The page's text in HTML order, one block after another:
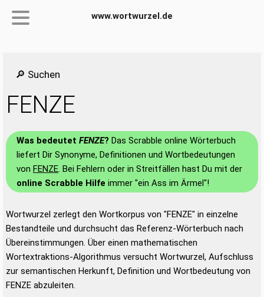
www.wortwurzel.de
🔎 Suchen
FENZE
Was bedeutet FENZE? Das Scrabble online Wörterbuch
liefert Dir Synonyme, Definitionen und Wortbedeutungen
von FENZE. Bei Fehlern oder in Streitfällen hast Du mit der
online Scrabble Hilfe immer "ein Ass im Ärmel"!
Wortwurzel zerlegt den Wortkorpus von "FENZE" in einzelne
Bestandteile und durchsucht das Referenz-Wörterbuch nach
Übereinstimmungen. Über einen mathematischen
Wortextraktions-Algorithmus versucht Wortwurzel, Aufschluss
zur semantischen Herkunft, Definition und Wortbedeutung von
FENZE abzuleiten.